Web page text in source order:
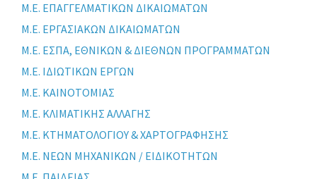
Μ.Ε. ΕΠΑΓΓΕΛΜΑΤΙΚΩΝ ΔΙΚΑΙΩΜΑΤΩΝ
Μ.Ε. ΕΡΓΑΣΙΑΚΩΝ ΔΙΚΑΙΩΜΑΤΩΝ
Μ.Ε. ΕΣΠΑ, ΕΘΝΙΚΩΝ & ΔΙΕΘΝΩΝ ΠΡΟΓΡΑΜΜΑΤΩΝ
Μ.Ε. ΙΔΙΩΤΙΚΩΝ ΕΡΓΩΝ
Μ.Ε. ΚΑΙΝΟΤΟΜΙΑΣ
Μ.Ε. ΚΛΙΜΑΤΙΚΗΣ ΑΛΛΑΓΗΣ
Μ.Ε. ΚΤΗΜΑΤΟΛΟΓΙΟΥ & ΧΑΡΤΟΓΡΑΦΗΣΗΣ
Μ.Ε. ΝΕΩΝ ΜΗΧΑΝΙΚΩΝ / ΕΙΔΙΚΟΤΗΤΩΝ